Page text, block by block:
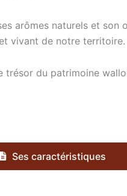
arômes naturels et
vivant de notre territoire.
trésor du patrimoine
Ses caractéristiques